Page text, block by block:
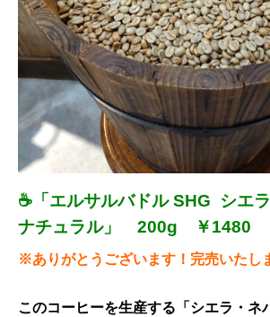
☕「エルサルバドル SHG シエラ
ナチュラル」 200g ￥1480
※ありがとうございます！完売いたし
このコーヒーを生産する「シエラ・ネ